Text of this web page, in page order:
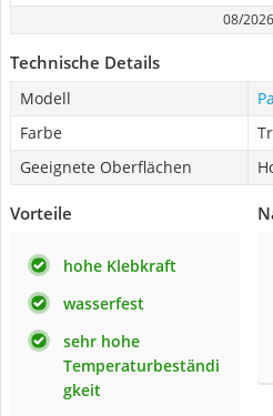
08/2026
Technische Details
Modell
Farbe
Geeignete Oberflächen
Vorteile
hohe Klebkraft
wasserfest
sehr hohe
Temperaturbeständi
gkeit